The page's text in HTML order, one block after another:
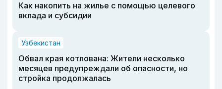
Как накопить на жилье с помощью целевого
вклада и субсидии
Узбекистан
Обвал края котлована: Жители несколько
месяцев предупреждали об опасности, но
стройка продолжалась